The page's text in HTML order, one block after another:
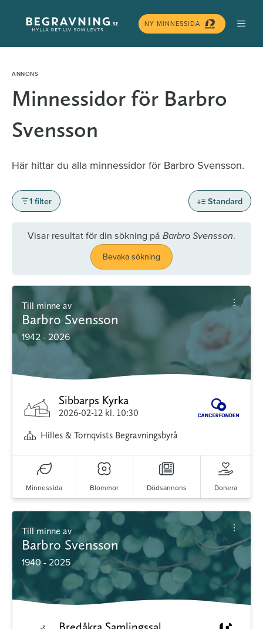
innehåll
NY MINNESSIDA
Minnessidor för Barbro
Svensson
Här hittar du alla minnessidor för Barbro Svensson.
1 filter Standard
Visar resultat för din sökning på Barbro Svensson.
Bevaka sökning
Till minne av
Barbro Svensson
1942 - 2026
Sibbarps Kyrka
2026-02-12 kl. 10:30
Hilles & Tornqvists Begravningsbyrå
Minnessida Blommor Dödsannons Donera
Till minne av
Barbro Svensson
1940 - 2025